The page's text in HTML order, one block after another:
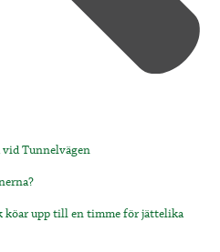
Tunnelvägen
köar upp till en timme för jättelika